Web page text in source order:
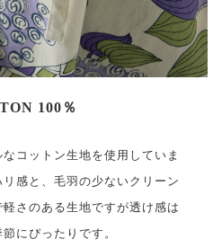
100％
コットン生地を使用していま
感と、毛羽の少ないクリーン
さのある生地ですが透け感は
にぴったりです。